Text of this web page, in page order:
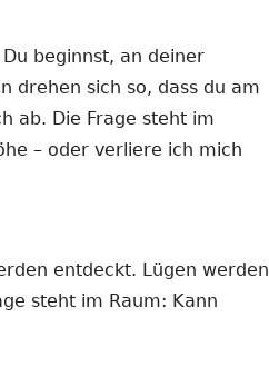
beginnst, an deiner
drehen sich so, dass du am
ab. Die Frage steht im
– oder verliere ich mich
entdeckt. Lügen werden
steht im Raum: Kann